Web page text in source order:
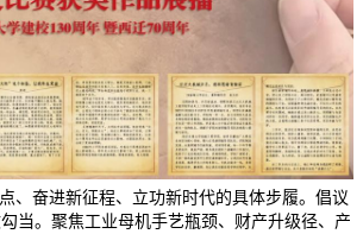
、奋进新征程、立功新时代的具体步履。倡议
当。聚焦工业母机手艺瓶颈、财产升级径、产